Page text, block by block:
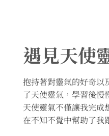
遇見天使
抱持著對靈氣的好奇以
了天使靈氣，學習後慢
天使靈氣不僅讓我完成
在不知不覺中幫助了我